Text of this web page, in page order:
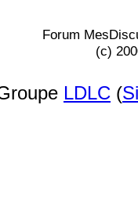
Forum
(c)
LDLC (